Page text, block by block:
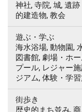
神社, 寺院, 城, 遺
的建造物, 教会
遊ぶ・学ぶ
海水浴場, 動物園,
図書館, 劇場・ホ
プール, レジャー
ジアム, 体験・学
街歩き
歴史的まち並み,